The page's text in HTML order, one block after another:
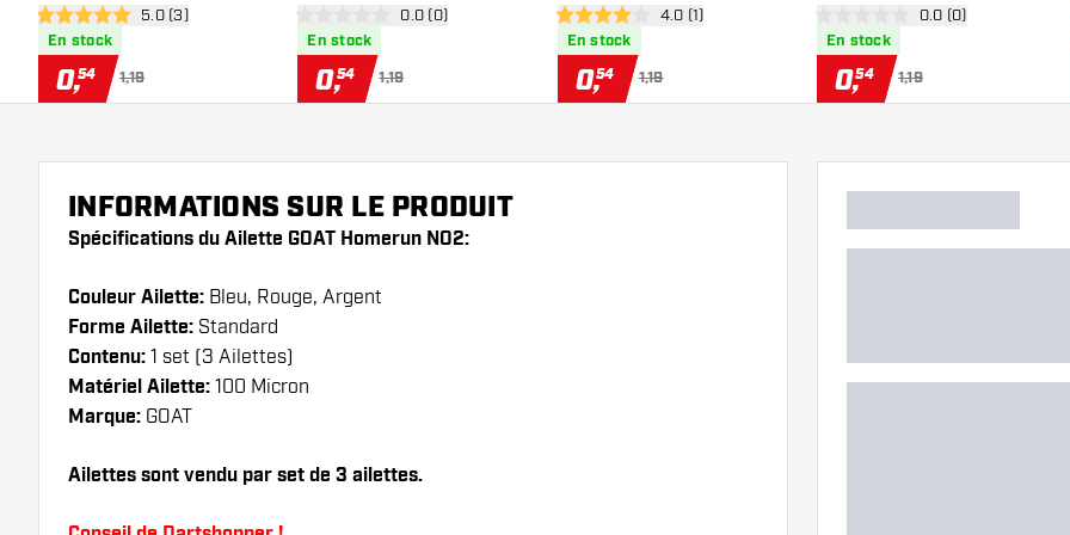
ouvrir le panneau des avis
5 étoiles de notation
5.0 (3)
En stock
0,54 1,19
ouvrir le panneau des avis
0 étoiles de notation
0.0 (0)
En stock
0,54 1,19
ouvrir le panneau des avis
4 étoiles de notation
4.0 (1)
En stock
0,54 1,19
ouvrir le panneau
0 étoiles de notation
0.0 (0)
En stock
0,54 1,19
INFORMATIONS SUR LE PRODUIT
Spécifications du Ailette GOAT Homerun NO2:
Couleur Ailette: Bleu, Rouge, Argent
Forme Ailette: Standard
Contenu: 1 set (3 Ailettes)
Matériel Ailette: 100 Micron
Marque: GOAT
Ailettes sont vendu par set de 3 ailettes.